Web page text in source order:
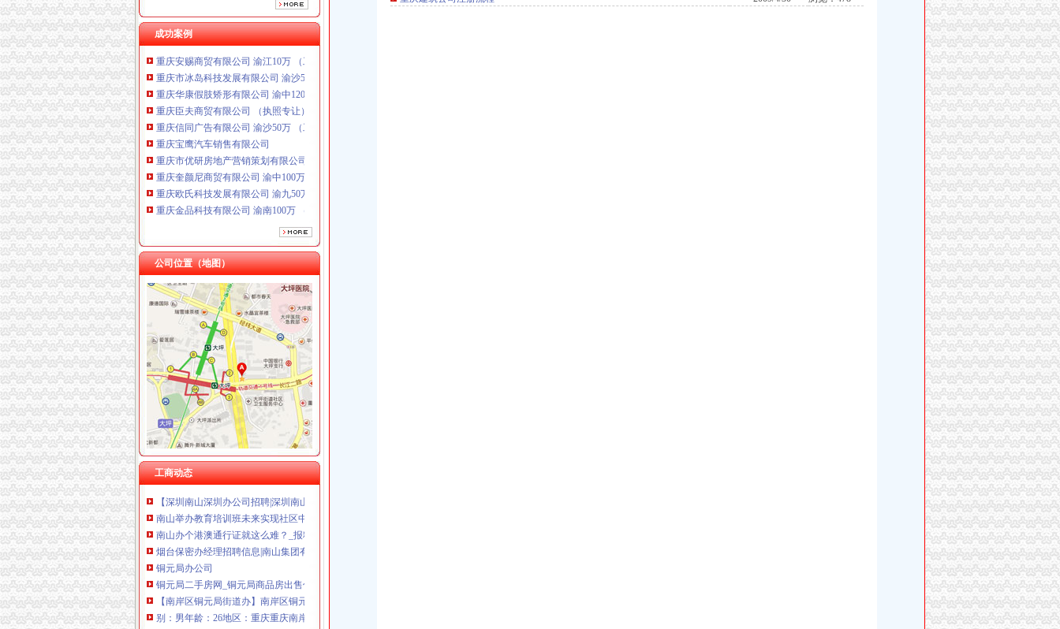
成功案例
重庆金品科技有限公司 渝南100万 （进出口权）
重庆斯苔登托生物科技有限公司 渝南10万 （工商注册）
重庆安赐商贸有限公司 渝江10万 （工商注册）
重庆市冰岛科技发展有限公司 渝沙50万 （进出口权）
重庆华康假肢矫形有限公司 渝中120万 （增资）
重庆臣夫商贸有限公司 （执照专让）
重庆信同广告有限公司 渝沙50万 （工商注册）
重庆宝鹰汽车销售有限公司
重庆市优研房地产营销策划有限公司
重庆奎颜尼商贸有限公司 渝中100万 （工商注册）
重庆欧氏科技发展有限公司 渝九50万 （进出口权）
重庆金品科技有限公司 渝南100万 （进出口权）
重庆斯苔登托生物科技有限公司 渝南10万 （工商注册）
重庆安赐商贸有限公司 渝江10万 （工商注册）
重庆市冰岛科技发展有限公司 渝沙50万 （进出口权）
重庆华康假肢矫形有限公司 渝中120万 （增资）
公司位置（地图）
工商动态
海棠溪
海棠晓月周边驾校推荐,海棠溪学车多少钱南坪驾校-家教/培训-久久
重庆市南岸区海棠溪小学校：教育事业
海棠溪MW项链_梦幻西游2_巴士梦幻西游2
海棠晓月周边驾校推荐,海棠溪学车多少钱南坪驾校
海棠溪立交公交查询_海棠溪立交公交线路_海棠溪立交地图
南山办公司
南山办公室出租深圳中心区高价比高档尊贵商务办公环境
南山举办教育培训班未来实现社区中服务全覆盖_深圳南山网-爱
南山办个港澳通行证就这么难？_报料_民声汇_奥一报料_南都报系综合
烟台保密办经理招聘信息|南山集团有限公司招聘信息-齐鲁人才网
铜元局办公司
铜元局二手房网_铜元局商品房出售信息,重庆铜元局二手房交易网,
【南岸区铜元局街道办】南岸区铜元局街道办电话,南岸区铜元局街道
别：男年龄：26地区：重庆重庆南岸区铜元局社区卫生服务中心可以
【重庆铜元局审计验资|公司注册验资|注册公司验资】-重庆赶集网